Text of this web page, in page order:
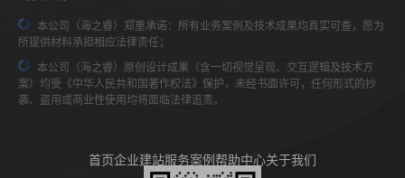
本公司（海之睿）郑重承诺：所有业务案例及技术成果均真实可查，愿为
所提供材料承担相应法律责任；
本公司（海之睿）原创设计成果（含一切视觉呈现、交互逻辑及技术方
案）均受《中华人民共和国著作权法》保护，未经书面许可，任何形式的抄
袭、盗用或商业性使用均将面临法律追责。
首页企业建站服务案例帮助中心关于我们